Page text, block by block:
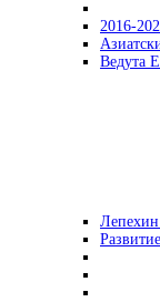
2016-
Ведута